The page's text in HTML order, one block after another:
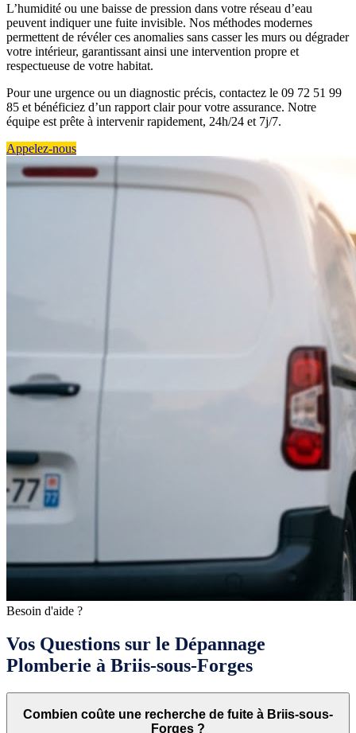
L’humidité ou une baisse de pression dans votre réseau d’eau
peuvent indiquer une fuite invisible. Nos méthodes modernes
permettent de révéler ces anomalies sans casser les murs ou dégrader
votre intérieur, garantissant ainsi une intervention propre et
respectueuse de votre habitat.
Pour une urgence ou un diagnostic précis, contactez le 09 72 51 99
85 et bénéficiez d’un rapport clair pour votre assurance. Notre
équipe est prête à intervenir rapidement, 24h/24 et 7j/7.
Appelez-nous
Besoin d'aide ?
Vos Questions sur le Dépannage
Plomberie à Briis-sous-Forges
Combien coûte une recherche de fuite à Briis-sous-
Forges ?